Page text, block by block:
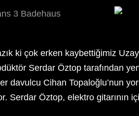
ki çok erken kaybettiğimiz
Serdar Öztop tarafından
davulcu Cihan Topaloğlu’nun
Serdar Öztop, elektro gitarının